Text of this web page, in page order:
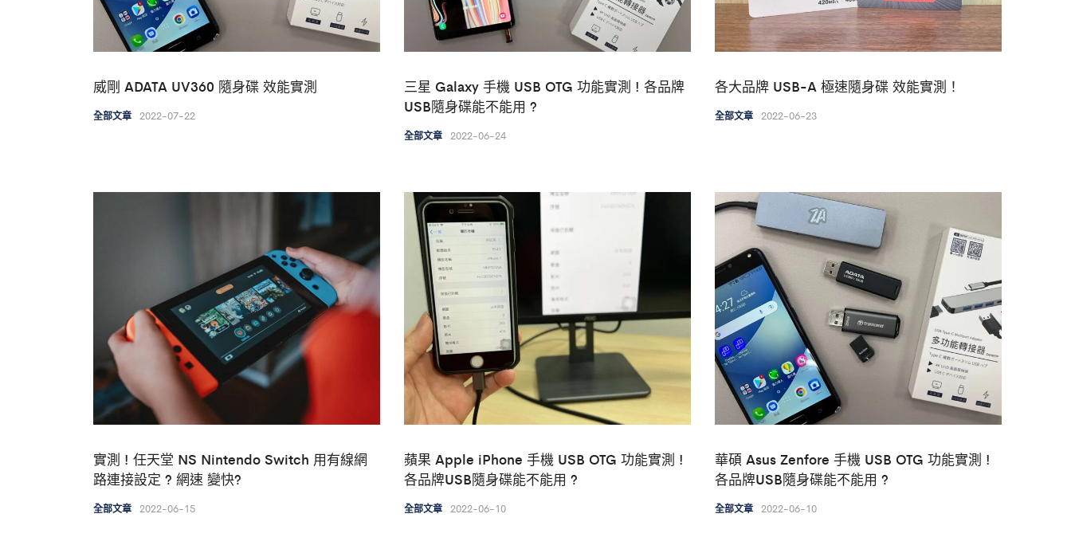
威剛 ADATA UV360 隨身碟 效能實測
全部文章 2022-07-22
三星 Galaxy 手機 USB OTG 功能實測 ! 各品牌
USB隨身碟能不能用 ?
全部文章 2022-06-24
各大品牌 USB-A 極速隨身碟 效能實測！
全部文章 2022-06-23
實測 ! 任天堂 NS Nintendo Switch 用有線網
路連接設定 ? 網速 變快?
全部文章 2022-06-15
蘋果 Apple iPhone 手機 USB OTG 功能實測 !
各品牌USB隨身碟能不能用 ?
全部文章 2022-06-10
華碩 Asus Zenfore 手機 USB OTG 功能實測 !
各品牌USB隨身碟能不能用 ?
全部文章 2022-06-10